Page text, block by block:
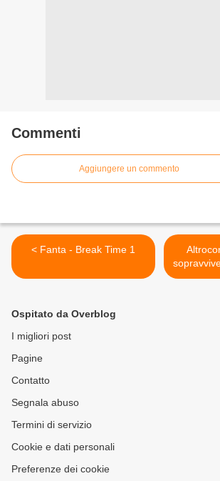
Commenti
Aggiungere un commento
< Fanta - Break Time 1
Ospitato da Overblog
I migliori post
Pagine
Contatto
Segnala abuso
Termini di servizio
Cookie e dati personali
Preferenze dei cookie